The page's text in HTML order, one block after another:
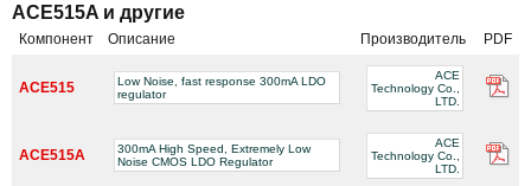
ACE515A и другие
Компонент Описание Производитель PDF
ACE515
Low Noise, fast response 300mA LDO
regulator
ACE
Technology Co.,
LTD.
ACE515A
300mA High Speed, Extremely Low
Noise CMOS LDO Regulator
ACE
Technology Co.,
LTD.